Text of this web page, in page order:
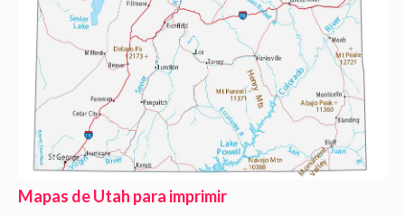
Mapas de Utah para imprimir